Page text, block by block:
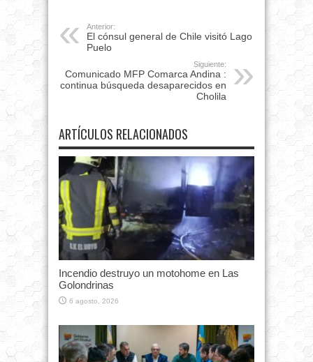
Anterior:
El cónsul general de Chile visitó Lago
Puelo
Siguiente:
Comunicado MFP Comarca Andina :
continua búsqueda desaparecidos en
Cholila
ARTÍCULOS RELACIONADOS
Incendio destruyo un motohome en Las
Golondrinas
6 agosto, 2026